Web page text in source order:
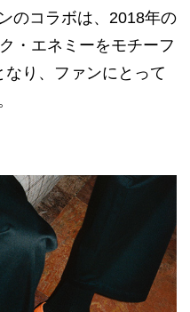
のコラボは、2018年の
・エネミーをモチーフ
り、ファンにとって